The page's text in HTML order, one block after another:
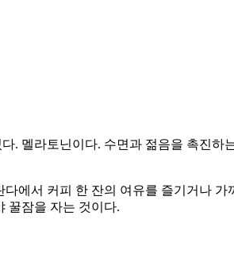
. 멜라토닌이다. 수면과 젊음을 촉진하
에서 커피 한 잔의 여유를 즐기거나
꿀잠을 자는 것이다.